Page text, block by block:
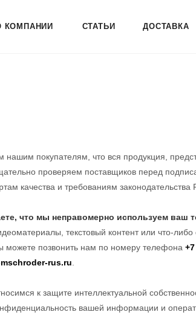
КОМПАНИИ СТАТЬИ ДОСТАВКА
нашим покупателям, что вся продукция,
проверяем поставщиков перед
качества и требованиям законодательства
что мы неправомерно используем ваш
текстовый контент или что-
можете позвонить нам по номеру телефона
rus.ru
к защите интеллектуальной
вашей информации и